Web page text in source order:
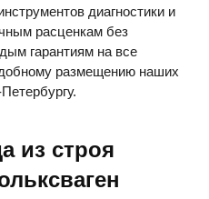
диагностики и
расценкам без
гарантиям на все
размещению наших
из строя